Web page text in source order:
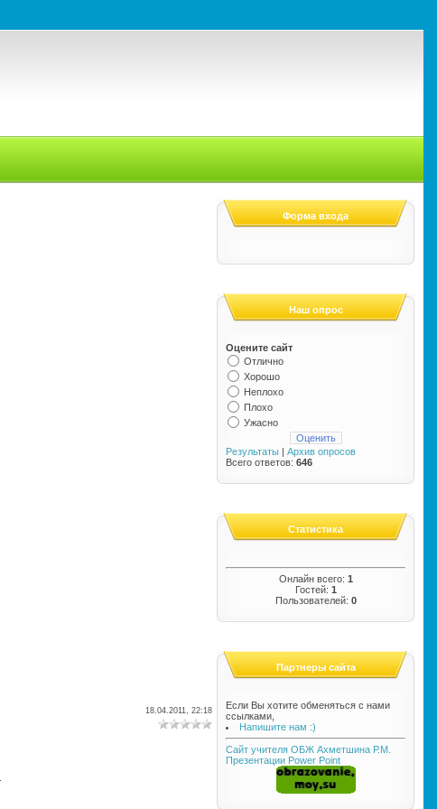
18.04.2011, 22:18
Форма входа
Наш опрос
Оцените сайт
Отлично
Хорошо
Неплохо
Плохо
Ужасно
Результаты | Архив опросов
Всего ответов: 646
Статистика
Онлайн всего: 1
Гостей: 1
Пользователей: 0
Партнеры сайта
Если Вы хотите обменяться с нами
ссылками,
Напишите нам :)
Сайт учителя ОБЖ Ахметшина Р.М.
Презентации Power Point